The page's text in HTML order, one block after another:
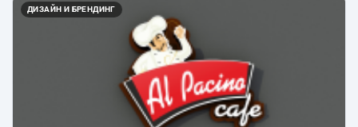
ДИЗАЙН И БРЕНДИНГ